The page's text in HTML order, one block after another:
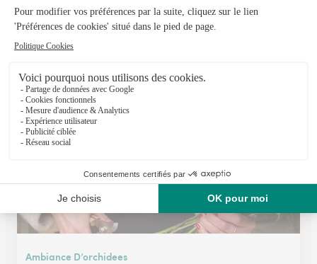
Jet de Fleurs
Tournan en Brie
16, rue de Paris
Voir la boutique
Ambiance D’orchidees